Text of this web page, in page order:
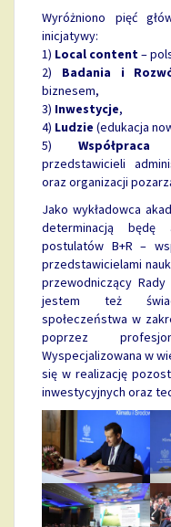
Wyróżniono pięć
inicjatywy:
1) Local content–
2) Badania i
biznesem,
3) Inwestycje,
4) Ludzie (edukacja
5) Współpraca
przedstawicieli
oraz organizacji
Jako wykładowca
determinacją będę
postulatów B+R –
przedstawicielami
przewodniczący
jestem też
społeczeństwa w
poprzez
Wyspecjalizowana w
się w realizację
inwestycyjnych oraz